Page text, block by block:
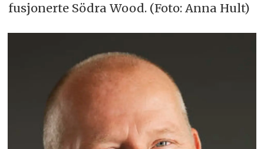
fusjonerte Södra Wood. (Foto: Anna Hult)